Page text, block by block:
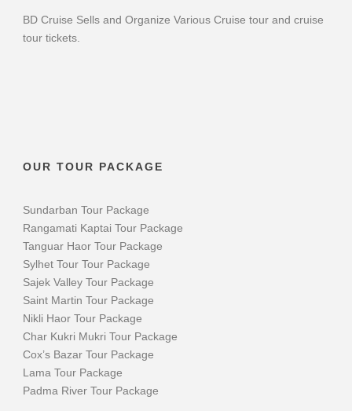
BD Cruise Sells and Organize Various Cruise tour and cruise
tour tickets.
OUR TOUR PACKAGE
Sundarban Tour Package
Rangamati Kaptai Tour Package
Tanguar Haor Tour Package
Sylhet Tour Tour Package
Sajek Valley Tour Package
Saint Martin Tour Package
Nikli Haor Tour Package
Char Kukri Mukri Tour Package
Cox’s Bazar Tour Package
Lama Tour Package
Padma River Tour Package